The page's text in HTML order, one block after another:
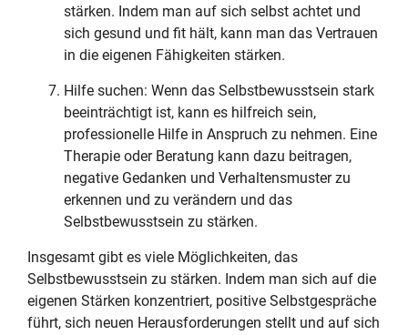
stärken. Indem man auf sich selbst achtet und
sich gesund und fit hält, kann man das Vertrauen
in die eigenen Fähigkeiten stärken.
Hilfe suchen: Wenn das Selbstbewusstsein stark
beeinträchtigt ist, kann es hilfreich sein,
professionelle Hilfe in Anspruch zu nehmen. Eine
Therapie oder Beratung kann dazu beitragen,
negative Gedanken und Verhaltensmuster zu
erkennen und zu verändern und das
Selbstbewusstsein zu stärken.
Insgesamt gibt es viele Möglichkeiten, das
Selbstbewusstsein zu stärken. Indem man sich auf die
eigenen Stärken konzentriert, positive Selbstgespräche
führt, sich neuen Herausforderungen stellt und auf sich